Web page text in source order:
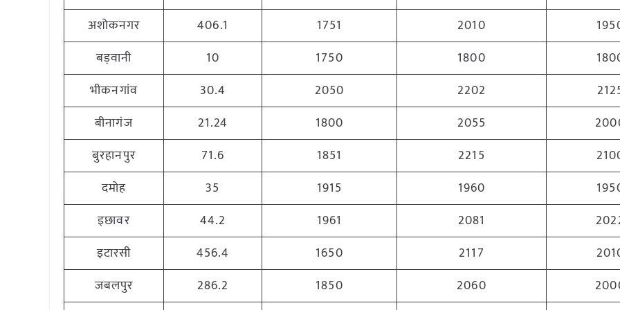
अशोकनगर
406.1 1751 2010
बड़वानी
10 1750 1800
भीकनगांव
30.4 2050 2202
बीनागंज
21.24 1800 2055
बुरहानपुर
71.6 1851 2215
दमोह
35 1915 1960
इछावर
44.2 1961 2081
इटारसी
456.4 1650 2117
जबलपुर
286.2 1850 2060